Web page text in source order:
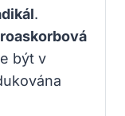
.
být v